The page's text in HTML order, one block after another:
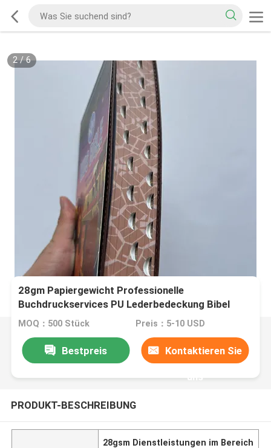
2/6
28gm Papiergewicht Professionelle
Buchdruckservices PU Lederbedeckung Bibel
MOQ：500 Stück Preis：5-10 USD
Bestpreis Kontaktieren Sie
uns
PRODUKT-BESCHREIBUNG
28gsm Dienstleistungen im Bereich